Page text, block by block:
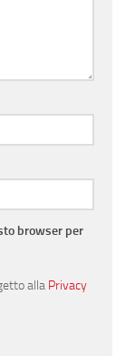
browser per
alla Privacy